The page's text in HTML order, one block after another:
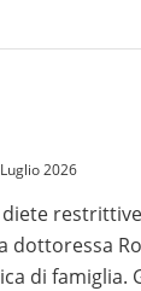
2026
dottoressa
di famiglia.